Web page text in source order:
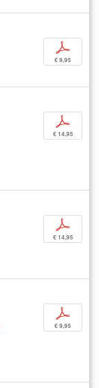
p
€ 9,95
p
€ 14,95
p
€ 14,95
p
€ 9,95